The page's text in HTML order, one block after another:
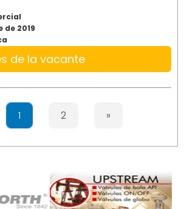
de 2019
de la vacante
1 2 »